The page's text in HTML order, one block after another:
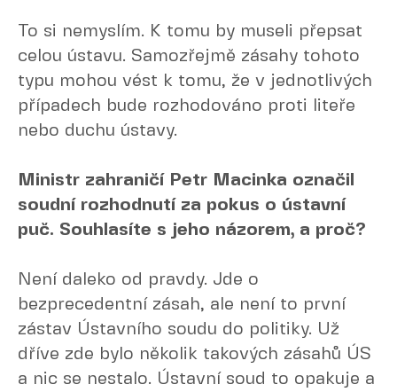
To si nemyslím. K tomu by museli přepsat
celou ústavu. Samozřejmě zásahy tohoto
typu mohou vést k tomu, že v jednotlivých
případech bude rozhodováno proti liteře
nebo duchu ústavy.
Ministr zahraničí Petr Macinka označil
soudní rozhodnutí za pokus o ústavní
puč. Souhlasíte s jeho názorem, a proč?
Není daleko od pravdy. Jde o
bezprecedentní zásah, ale není to první
zástav Ústavního soudu do politiky. Už
dříve zde bylo několik takových zásahů ÚS
a nic se nestalo. Ústavní soud to opakuje a